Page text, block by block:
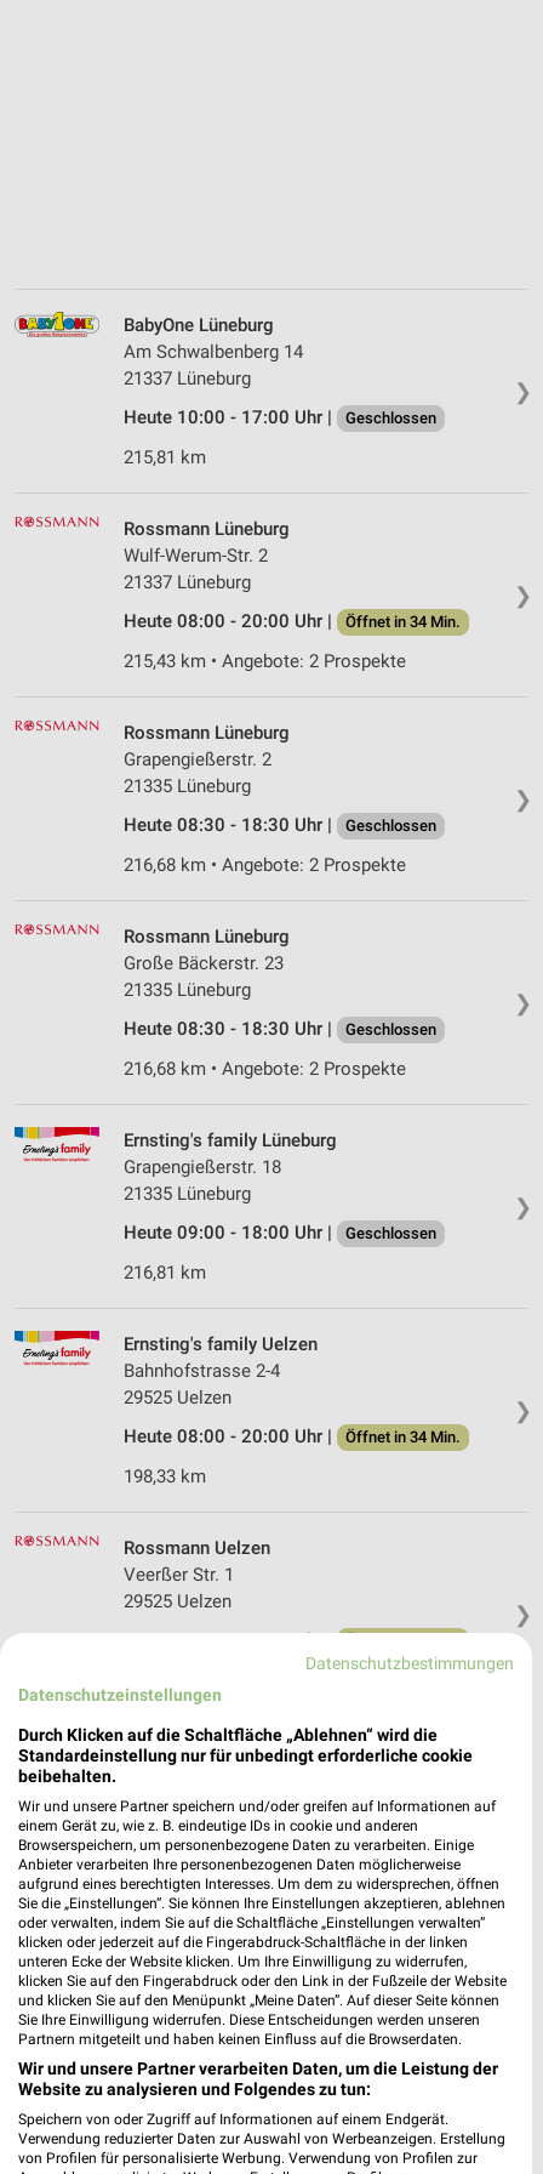
❯
BabyOne Lüneburg
Am Schwalbenberg 14
21337 Lüneburg
Heute 10:00 - 17:00 Uhr |
Geschlossen
215,81 km
❯
Rossmann Lüneburg
Wulf-Werum-Str. 2
21337 Lüneburg
Heute 08:00 - 20:00 Uhr |
Öffnet in 34 Min.
215,43 km • Angebote: 2 Prospekte
❯
Rossmann Lüneburg
Grapengießerstr. 2
21335 Lüneburg
Heute 08:30 - 18:30 Uhr |
Geschlossen
216,68 km • Angebote: 2 Prospekte
❯
Rossmann Lüneburg
Große Bäckerstr. 23
21335 Lüneburg
Heute 08:30 - 18:30 Uhr |
Geschlossen
216,68 km • Angebote: 2 Prospekte
❯
Ernsting's family Lüneburg
Grapengießerstr. 18
21335 Lüneburg
Heute 09:00 - 18:00 Uhr |
Geschlossen
216,81 km
❯
Ernsting's family Uelzen
Bahnhofstrasse 2-4
29525 Uelzen
Heute 08:00 - 20:00 Uhr |
Öffnet in 34 Min.
198,33 km
❯
Rossmann Uelzen
Veerßer Str. 1
29525 Uelzen
Ernsting's family Uelzen
29525 Uelzen
Heute 09:00 - 16:00 Uhr | Geschlossen
197,87 km
Rossmann Lüneburg
Am Alten Eisenwerk 8
21339 Lüneburg
Heute 08:00 - 20:00 Uhr | Öffnet in 34 Min.
216,87 km • Angebote: 2 Prospekte
Ernsting's family Lüneburg
Datenschutzbestimmungen
Datenschutzeinstellungen
Durch Klicken auf die Schaltfläche „Ablehnen“ wird die
Standardeinstellung nur für unbedingt erforderliche cookie
beibehalten.
Wir und unsere Partner speichern und/oder greifen auf Informationen auf
einem Gerät zu, wie z. B. eindeutige IDs in cookie und anderen
Browserspeichern, um personenbezogene Daten zu verarbeiten. Einige
Anbieter verarbeiten Ihre personenbezogenen Daten möglicherweise
aufgrund eines berechtigten Interesses. Um dem zu widersprechen, öffnen
Sie die „Einstellungen“. Sie können Ihre Einstellungen akzeptieren, ablehnen
oder verwalten, indem Sie auf die Schaltfläche „Einstellungen verwalten“
klicken oder jederzeit auf die Fingerabdruck-Schaltfläche in der linken
unteren Ecke der Website klicken. Um Ihre Einwilligung zu widerrufen,
klicken Sie auf den Fingerabdruck oder den Link in der Fußzeile der Website
und klicken Sie auf den Menüpunkt „Meine Daten“. Auf dieser Seite können
Sie Ihre Einwilligung widerrufen. Diese Entscheidungen werden unseren
Partnern mitgeteilt und haben keinen Einfluss auf die Browserdaten.
Wir und unsere Partner verarbeiten Daten, um die Leistung der
Website zu analysieren und Folgendes zu tun:
Speichern von oder Zugriff auf Informationen auf einem Endgerät.
Verwendung reduzierter Daten zur Auswahl von Werbeanzeigen. Erstellung
von Profilen für personalisierte Werbung. Verwendung von Profilen zur